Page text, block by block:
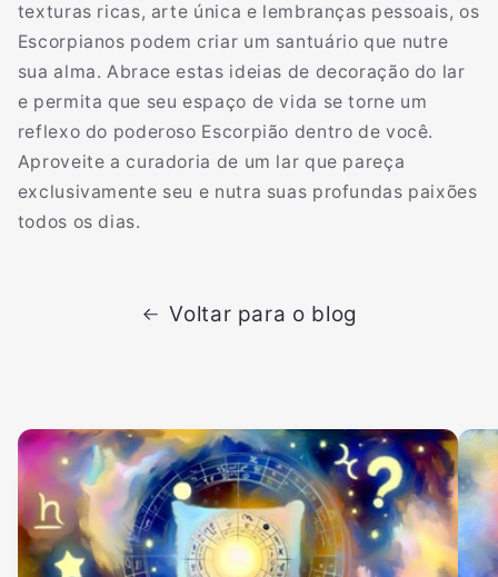
texturas ricas, arte única e lembranças pessoais, os
Escorpianos podem criar um santuário que nutre
sua alma. Abrace estas ideias de decoração do lar
e permita que seu espaço de vida se torne um
reflexo do poderoso Escorpião dentro de você.
Aproveite a curadoria de um lar que pareça
exclusivamente seu e nutra suas profundas paixões
todos os dias.
Voltar para o blog